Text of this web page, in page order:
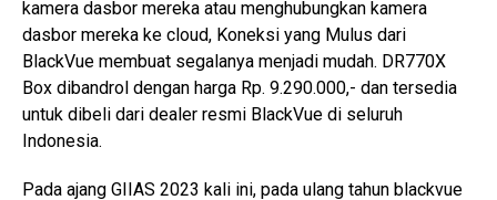
kamera dasbor mereka atau menghubungkan kamera
dasbor mereka ke cloud, Koneksi yang Mulus dari
BlackVue membuat segalanya menjadi mudah. DR770X
Box dibandrol dengan harga Rp. 9.290.000,- dan tersedia
untuk dibeli dari dealer resmi BlackVue di seluruh
Indonesia.
Pada ajang GIIAS 2023 kali ini, pada ulang tahun blackvue